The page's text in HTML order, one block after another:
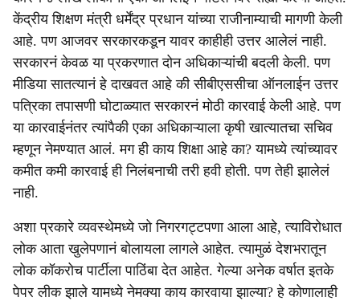
केंद्रीय शिक्षण मंत्री धर्मेंद्र प्रधान यांच्या राजीनाम्याची मागणी केली
आहे. पण आजवर सरकारकडून यावर काहीही उत्तर आलेलं नाही.
सरकारनं केवळ या प्रकरणात दोन अधिकाऱ्यांची बदली केली. पण
मीडिया सातत्यानं हे दाखवत आहे की सीबीएससीचा ऑनलाईन उत्तर
पत्रिका तपासणी घोटाळ्यात सरकारनं मोठी कारवाई केली आहे. पण
या कारवाईनंतर त्यांपैकी एका अधिकाऱ्याला कृषी खात्यातचा सचिव
म्हणून नेमण्यात आलं. मग ही काय शिक्षा आहे का? यामध्ये त्यांच्यावर
कमीत कमी कारवाई ही निलंबनाची तरी हवी होती. पण तेही झालेलं
नाही.
अशा प्रकारे व्यवस्थेमध्ये जो निगरगट्टपणा आला आहे, त्याविरोधात
लोक आता खुलेपणानं बोलायला लागले आहेत. त्यामुळं देशभरातून
लोक कॉकरोच पार्टीला पाठिंबा देत आहेत. गेल्या अनेक वर्षात इतके
पेपर लीक झाले यामध्ये नेमक्या काय कारवाया झाल्या? हे कोणालाही